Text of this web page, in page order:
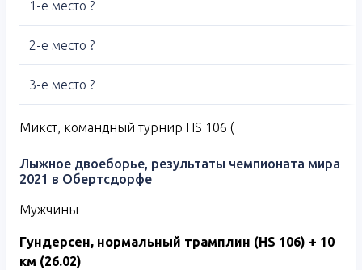
1-е место ?
2-е место ?
3-е место ?
Микст, командный турнир HS 106 (
Лыжное двоеборье, результаты чемпионата мира
2021 в Обертсдорфе
Мужчины
Гундерсен, нормальный трамплин (HS 106) + 10
км (26.02)